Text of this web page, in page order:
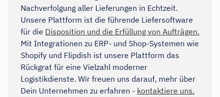
Nachverfolgung aller Lieferungen in Echtzeit.
Unsere Plattform ist die führende Liefersoftware
für die Disposition und die Erfüllung von Aufträgen.
Mit Integrationen zu ERP- und Shop-Systemen wie
Shopify und Flipdish ist unsere Plattform das
Rückgrat für eine Vielzahl moderner
Logistikdienste. Wir freuen uns darauf, mehr über
Dein Unternehmen zu erfahren - kontaktiere uns.